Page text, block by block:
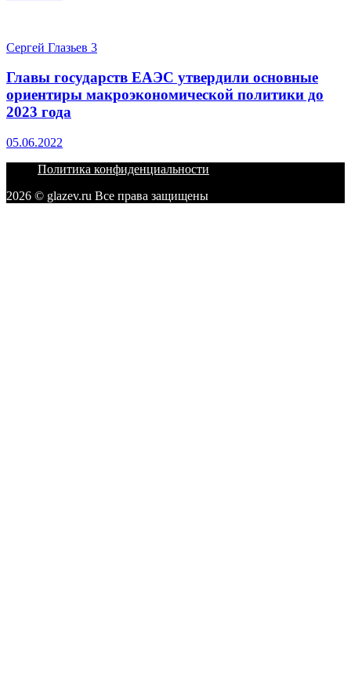
Сергей Глазьев 3
Главы государств ЕАЭС утвердили основные
ориентиры макроэкономической политики до
2023 года
05.06.2022
Политика конфиденциальности
2026 © glazev.ru Все права защищены